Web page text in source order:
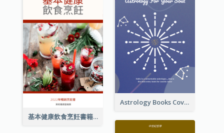
Astrology Books Cover Design
基本健康飲食烹飪書籍封面